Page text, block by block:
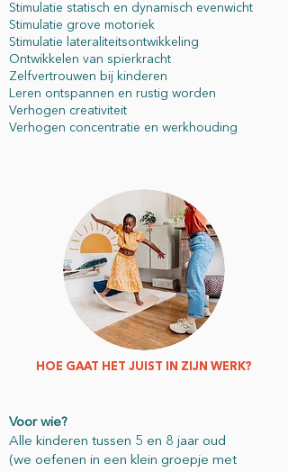
Stimulatie statisch en dynamisch evenwicht
Stimulatie grove motoriek
Stimulatie lateraliteitsontwikkeling
Ontwikkelen van spierkracht
Zelfvertrouwen bij kinderen
Leren ontspannen en rustig worden
Verhogen creativiteit
Verhogen concentratie en werkhouding
HOE GAAT HET JUIST IN ZIJN WERK?
Voor wie?
Alle kinderen tussen 5 en 8 jaar oud
(we oefenen in een klein groepje met